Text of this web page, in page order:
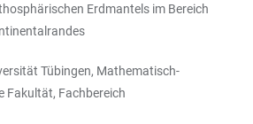
Erdmantels im Bereich
Tübingen, Mathematisch-
Fakultät, Fachbereich